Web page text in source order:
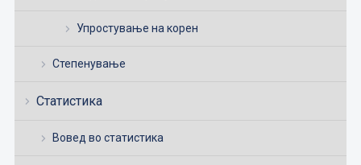
Упростување на корен
Степенување
Статистика
Вовед во статистика